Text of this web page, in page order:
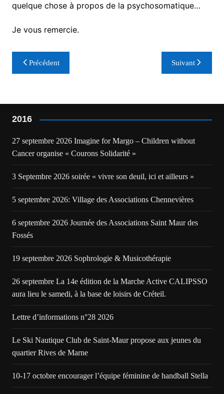
quelque chose à propos de la psychosomatique…
Je vous remercie.
Navigation
de
Précédent Suivant
2016
27 septembre 2026 Imagine for Margo – Children without
Cancer organise « Courons Solidarité »
3 Septembre 2026 soirée « vivre son deuil, ici et ailleurs »
5 septembre 2026: Village des Associations Chennevières
6 septembre 2026 Journée des Associations Saint Maur des
Fossés
19 septembre 2026 Sophrologie & Musicothérapie
26 septembre La 14e édition de la Marche Active CALIPSSO
aura lieu le samedi, à la base de loisirs de Créteil.
Lettre d’informations n°28 2026
Le Ski Nautique Club de Saint-Maur propose aux jeunes du
quartier Rives de Marne
10-17 octobre encourager l’équipe féminine de handball Stella